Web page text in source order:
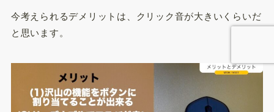
今考えられるデメリットは、クリック音が大きいくらいだ
と思います。